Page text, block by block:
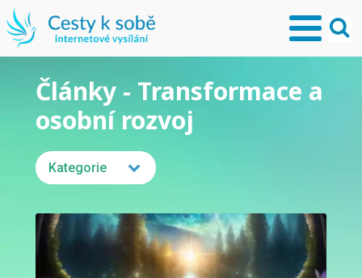
Články - Transformace a
osobní rozvoj
Kategorie